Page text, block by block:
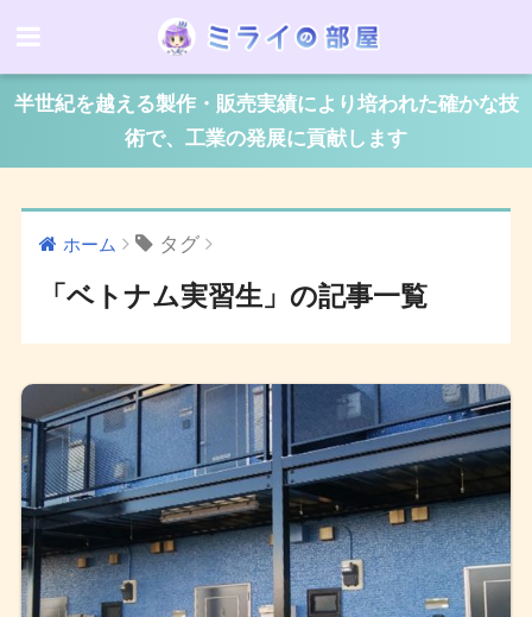
半世紀を越える製作・販売実績により培われた確かな技
術で、工業の発展に貢献します
ホーム タグ
「ベトナム実習生」の記事一覧